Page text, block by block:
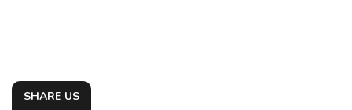
SHARE US